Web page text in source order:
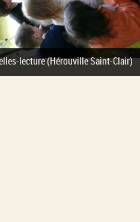
pratique du kamishibaï - retour